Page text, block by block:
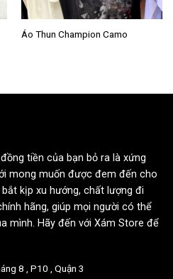
Áo Thun Champion Camo
Sản
nhiều
tùy
chọn
có
thể
được
chọn
sản
tiền của bạn bỏ ra là xứng
mong muốn được đem đến cho
kịp xu hướng, chất lượng đi
hãng, giúp mọi người có thể
mình. Hãy đến với Xám Store để
8 , P10 , Quận 3